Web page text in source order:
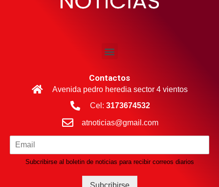
Contactos
Avenida pedro heredia sector 4 vientos
Cel: 3173674532
atnoticias@gmail.com
Subcribirse al boletin de noticias para recibir correos diarios